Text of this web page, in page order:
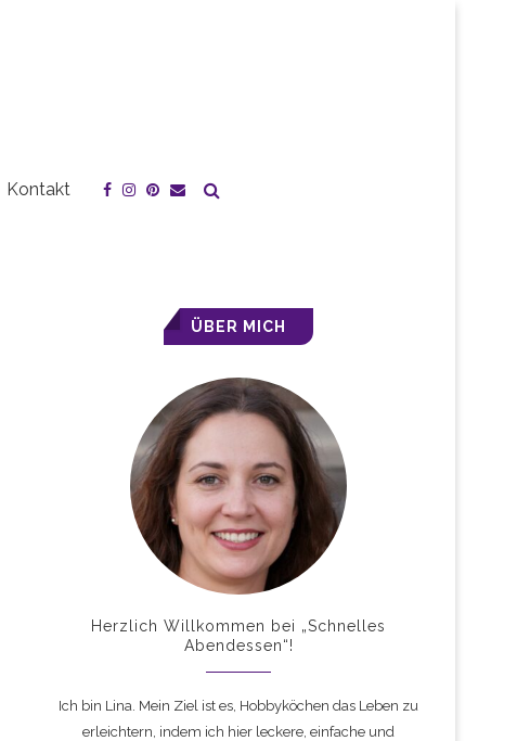
Kontakt
ÜBER MICH
Herzlich Willkommen bei „Schnelles
Abendessen“!
Ich bin Lina. Mein Ziel ist es, Hobbyköchen das Leben zu
erleichtern, indem ich hier leckere, einfache und